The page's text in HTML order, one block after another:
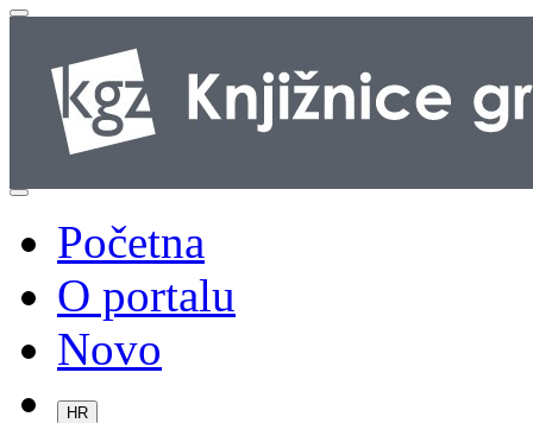
Početna
O portalu
Novo
HR